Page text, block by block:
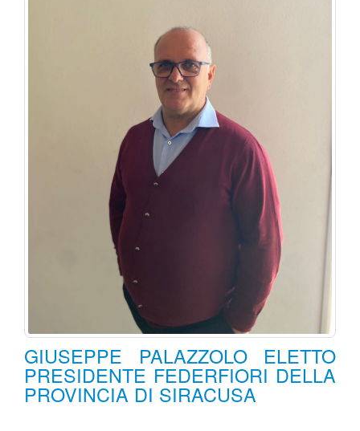
GIUSEPPE PALAZZOLO ELETTO
PRESIDENTE FEDERFIORI DELLA
PROVINCIA DI SIRACUSA